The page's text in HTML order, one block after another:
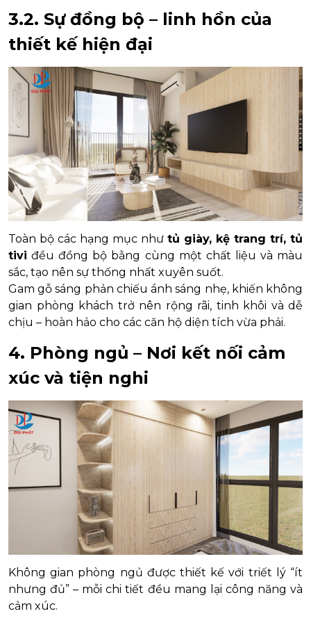
3.2. Sự đồng bộ – linh hồn của
thiết kế hiện đại
Toàn bộ các hạng mục như tủ giày, kệ trang trí, tủ
tivi đều đồng bộ bằng cùng một chất liệu và màu
sắc, tạo nên sự thống nhất xuyên suốt.
Gam gỗ sáng phản chiếu ánh sáng nhẹ, khiến không
gian phòng khách trở nên rộng rãi, tinh khôi và dễ
chịu – hoàn hảo cho các căn hộ diện tích vừa phải.
4. Phòng ngủ – Nơi kết nối cảm
xúc và tiện nghi
Không gian phòng ngủ được thiết kế với triết lý “ít
nhưng đủ” – mỗi chi tiết đều mang lại công năng và
cảm xúc.